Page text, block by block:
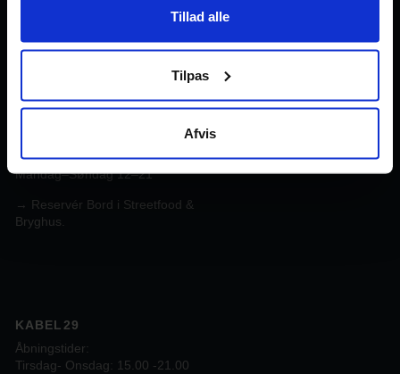
Tillad alle
Tilpas
Afvis
FACILITETER
PARTNERSKABER
FRIVILLIGE
FIND VEJ
Åbningstider Gamborg
bryghus & streetfood
Fredag–Lørdag 12–01
Madboder
Mandag–Søndag 12–21
→ Reservér Bord i Streetfood &
Bryghus.
KABEL29
Åbningstider:
Tirsdag- Onsdag: 15.00 -21.00